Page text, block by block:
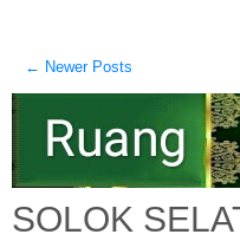
← Newer Posts
SOLOK